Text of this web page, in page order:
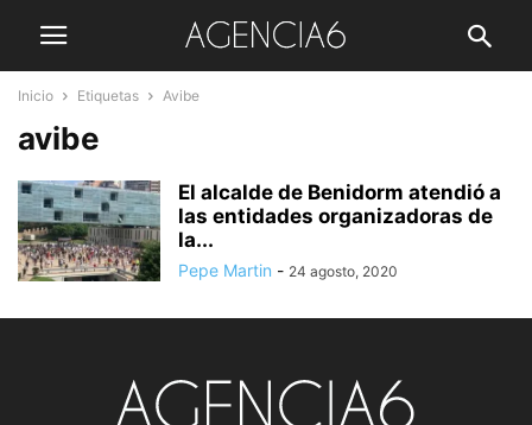
Inicio Etiquetas Avibe
avibe
El alcalde de Benidorm atendió a
las entidades organizadoras de
la...
Pepe Martin - 24 agosto, 2020